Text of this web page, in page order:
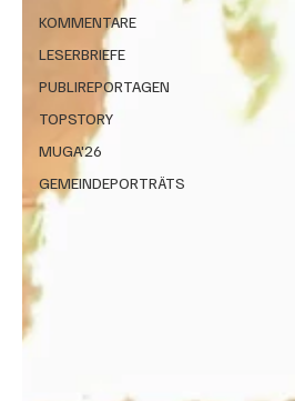
KOMMENTARE
LESERBRIEFE
PUBLIREPORTAGEN
TOPSTORY
MUGA'26
GEMEINDEPORTRÄTS